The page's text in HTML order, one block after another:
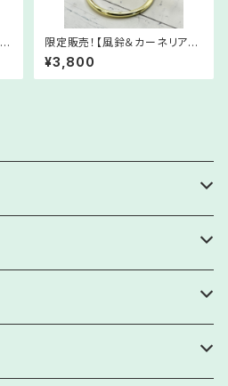
限定販売！【風鈴＆カーネリア
ン】 アクセサリー【ピアス／イヤ
リング選択できます】
¥3,800
・シトリン他）